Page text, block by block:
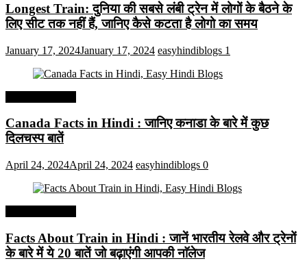
Longest Train: दुनिया की सबसे लंबी ट्रेन में लोगों के बैठने के
लिए सीट तक ​​नहीं हैं, जानिए कैसे कटता है लोगो का समय
January 17, 2024January 17, 2024 easyhindiblogs 1
Canada Facts in Hindi : जानिए कनाडा के बारे में कुछ
दिलचस्प बातें
April 24, 2024April 24, 2024 easyhindiblogs 0
Facts About Train in Hindi : जानें भारतीय रेलवे और ट्रेनों
के बारे में ये 20 बातें जो बढ़ाएंगी आपकी नाॅलेज